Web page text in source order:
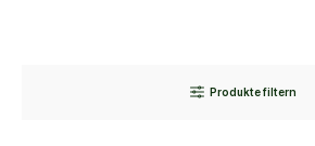
Produkte filtern